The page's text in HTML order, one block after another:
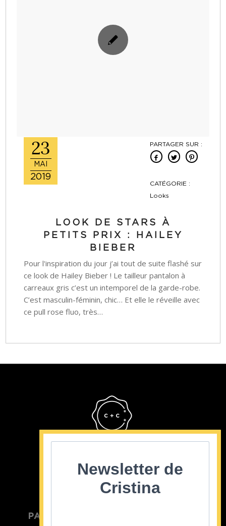
23
MAI
2019
PARTAGER SUR :
CATÉGORIE :
Looks
LOOK DE STARS À
PETITS PRIX : HAILEY
BIEBER
Pour l'inspiration du jour j’ai tout de suite flashé sur
ce look de Hailey Bieber ! Le tailleur pantalon à
carreaux gris c’est un intemporel de la garde-robe.
C’est masculin-féminin, chic… Et elle le réveille avec
ce pull rose fluo, très…
PARTICULIER
Newsletter de
Cristina